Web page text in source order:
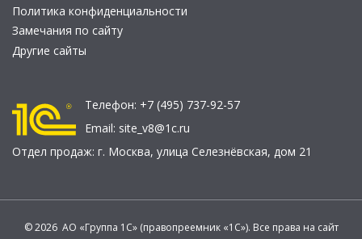
Политика конфиденциальности
Замечания по сайту
Другие сайты
Телефон: +7 (495) 737-92-57
Email: site_v8@1c.ru
Отдел продаж: г. Москва, улица Селезнёвская, дом 21
© 2026 АО «Группа 1С» (правопреемник «1С»). Все права на сайт